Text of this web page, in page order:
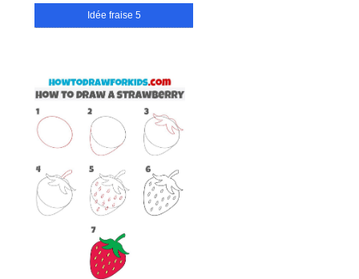
Idée fraise 5